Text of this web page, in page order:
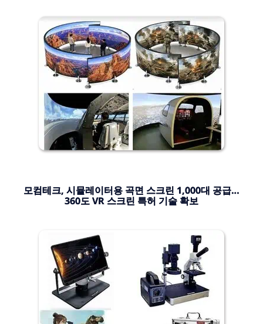
모컴테크, 시뮬레이터용 곡면 스크린 1,000대 공급…
360도 VR 스크린 특허 기술 확보